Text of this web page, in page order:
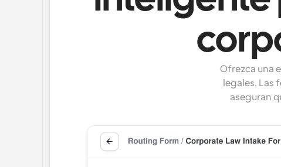
Ofrezca una
legales. Las
aseguran